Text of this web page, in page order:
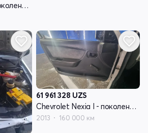
Chevrolet Nexia I - поколение рестайлинг
61 961 328 UZS
Chevrolet Nexia I - поколение рестайлинг
2013 160 000 км